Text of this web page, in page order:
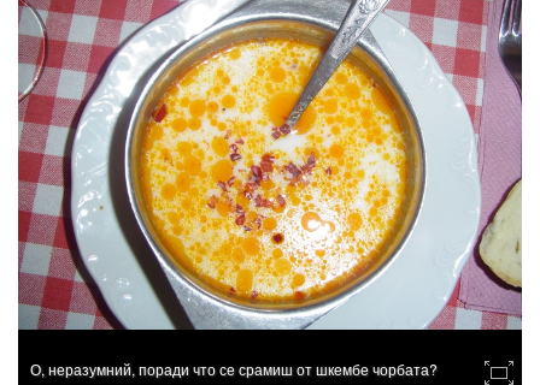
О, неразумний, поради что се срамиш от шкембе чорбата?